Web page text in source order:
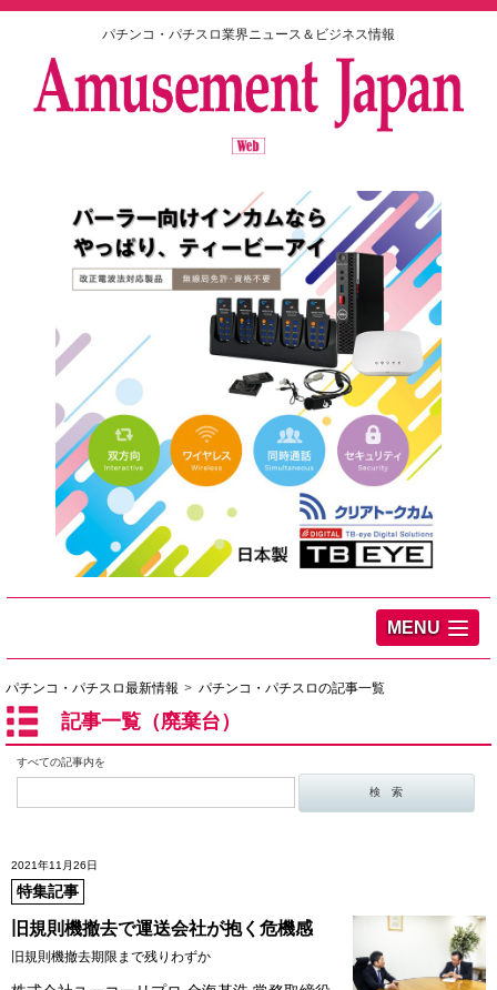
パチンコ・パチスロ業界ニュース＆ビジネス情報
MENU
パチンコ・パチスロ最新情報 パチンコ・パチスロの記事一覧
記事一覧（廃棄台）
すべての記事内を
2021年11月26日
特集記事
旧規則機撤去で運送会社が抱く危機感
旧規則機撤去期限まで残りわずか